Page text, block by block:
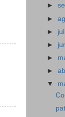
►
►
►
►
►
►
▼